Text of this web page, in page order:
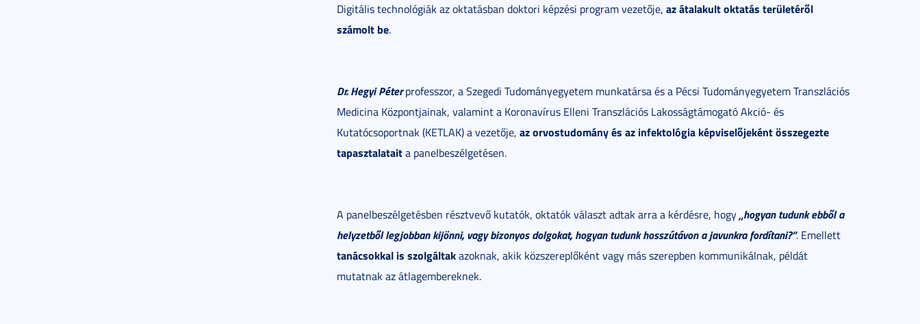
Digitális technológiák az oktatásban doktori képzési program vezetője, az átalakult oktatás területéről
számolt be.
Dr. Hegyi Péterprofesszor, a Szegedi Tudományegyetem munkatársa és a Pécsi Tudományegyetem Transzlációs
Medicina Központjainak, valamint a Koronavírus Elleni Transzlációs Lakosságtámogató Akció- és
Kutatócsoportnak (KETLAK) a vezetője, az orvostudomány és az infektológia képviselőjeként összegezte
tapasztalataita panelbeszélgetésen.
A panelbeszélgetésben résztvevő kutatók, oktatók választ adtak arra a kérdésre, hogy„hogyan tudunk ebből a
helyzetből legjobban kijönni, vagy bizonyos dolgokat, hogyan tudunk hosszútávon a javunkra fordítani?”. Emellett
tanácsokkal is szolgáltakazoknak, akik közszereplőként vagy más szerepben kommunikálnak, példát
mutatnak az átlagembereknek.